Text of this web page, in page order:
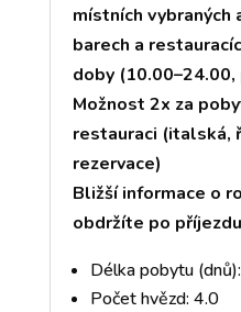
místních vybraných
barech a
doby
Možnost 2x za
restauraci (italská,
rezervace)
Bližší informace o
obdržíte po
Délka pobytu
Počet hvězd: 4.0